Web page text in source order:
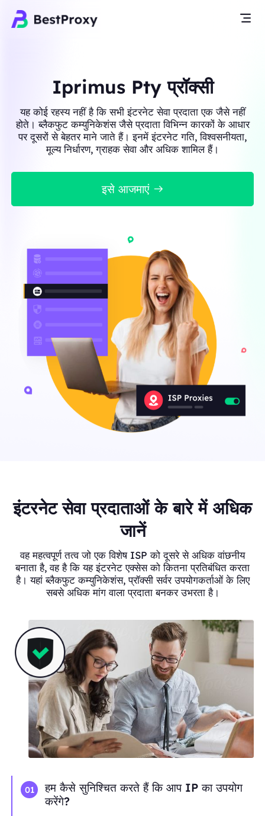
Iprimus Pty प्रॉक्सी
यह कोई रहस्य नहीं है कि सभी इंटरनेट सेवा प्रदाता एक जैसे नहीं
होते। ब्लैकफुट कम्युनिकेशंस जैसे प्रदाता विभिन्न कारकों के आधार
पर दूसरों से बेहतर माने जाते हैं। इनमें इंटरनेट गति, विश्वसनीयता,
मूल्य निर्धारण, ग्राहक सेवा और अधिक शामिल हैं।
इसे आजमाएं
इंटरनेट सेवा प्रदाताओं के बारे में अधिक
जानें
वह महत्वपूर्ण तत्व जो एक विशेष ISP को दूसरे से अधिक वांछनीय
बनाता है, वह है कि यह इंटरनेट एक्सेस को कितना प्रतिबंधित करता
है। यहां ब्लैकफुट कम्युनिकेशंस, प्रॉक्सी सर्वर उपयोगकर्ताओं के लिए
सबसे अधिक मांग वाला प्रदाता बनकर उभरता है।
01
हम कैसे सुनिश्चित करते हैं कि आप IP का उपयोग
करेंगे?